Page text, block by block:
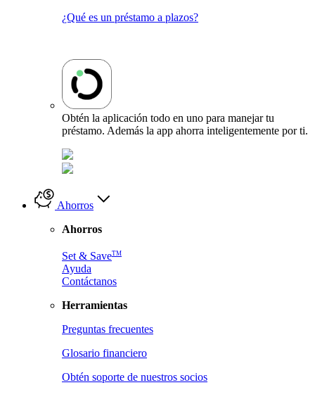
¿Qué es un préstamo a plazos?
Obtén la aplicación todo en uno para manejar tu
préstamo. Además la app ahorra inteligentemente por ti.
Ahorros
Ahorros
Set & SaveTM
Ayuda
Contáctanos
Herramientas
Preguntas frecuentes
Glosario financiero
Obtén soporte de nuestros socios